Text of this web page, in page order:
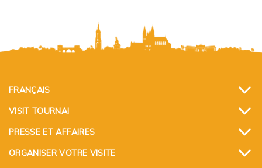
FRANÇAIS
VISIT TOURNAI
PRESSE ET AFFAIRES
ORGANISER VOTRE VISITE